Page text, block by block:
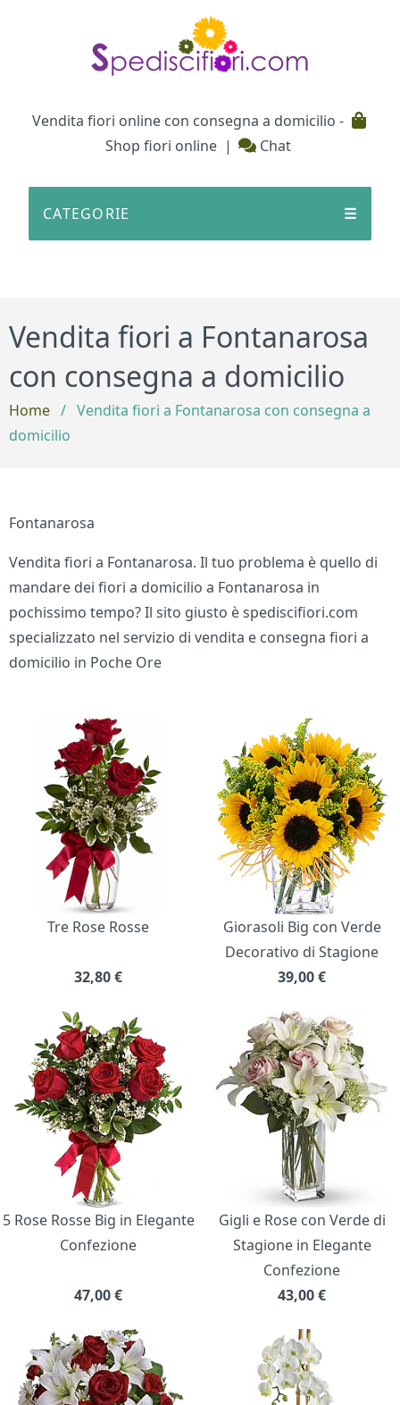
Vendita fiori online con consegna a domicilio -
Shop fiori online | Chat
CATEGORIE ☰
Vendita fiori a Fontanarosa
con consegna a domicilio
Home / Vendita fiori a Fontanarosa con consegna a
domicilio
Fontanarosa
Vendita fiori a Fontanarosa. Il tuo problema è quello di
mandare dei fiori a domicilio a Fontanarosa in
pochissimo tempo? Il sito giusto è spediscifiori.com
specializzato nel servizio di vendita e consegna fiori a
domicilio in Poche Ore
Bouquet di fiori
Tre Rose Rosse
32,80€
Giorasoli Big con Verde
Decorativo di Stagione
39,00€
5 Rose Rosse Big in Elegante
Confezione
47,00€
Gigli e Rose con Verde di
Stagione in Elegante
Confezione
43,00€